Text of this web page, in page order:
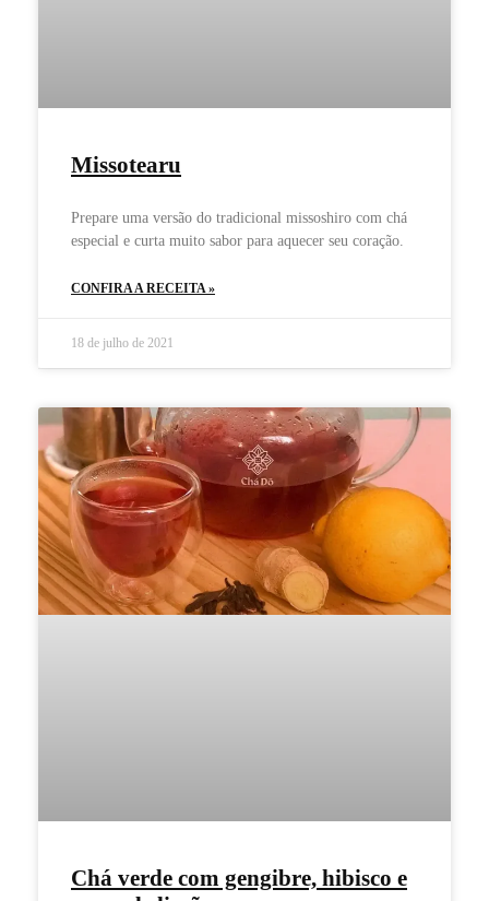
Missotearu
Prepare uma versão do tradicional missoshiro com chá
especial e curta muito sabor para aquecer seu coração.
CONFIRA A RECEITA »
18 de julho de 2021
Chá verde com gengibre, hibisco e